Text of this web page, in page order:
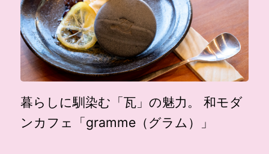
暮らしに馴染む「瓦」の魅力。 和モダ
ンカフェ「gramme（グラム）」